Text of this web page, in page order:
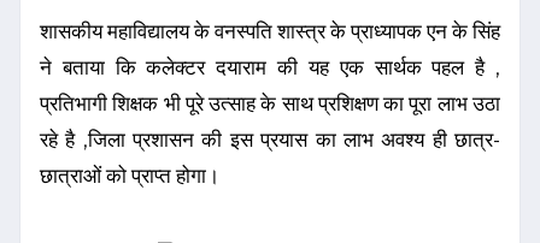
शासकीय महाविद्यालय के वनस्पति शास्त्र के प्राध्यापक एन के सिंह
ने बताया कि कलेक्टर दयाराम की यह एक सार्थक पहल है ,
प्रतिभागी शिक्षक भी पूरे उत्साह के साथ प्रशिक्षण का पूरा लाभ उठा
रहे है ,जिला प्रशासन की इस प्रयास का लाभ अवश्य ही छात्र-
छात्राओं को प्राप्त होगा।